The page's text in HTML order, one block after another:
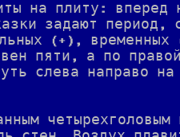
на плиту: вперед
задают период,
(+),
пяти, а по
слева направо на
четырехголовым